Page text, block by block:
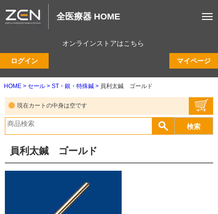
全医療器 HOME
オンラインストアはこちら
ログイン マイページ
HOME セール ST・銀・特殊鍼 員利太鍼 ゴールド
現在カートの中身は空です
員利太鍼 ゴールド